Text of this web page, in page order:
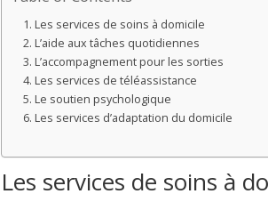
Les services de soins à domicile
L’aide aux tâches quotidiennes
L’accompagnement pour les sorties
Les services de téléassistance
Le soutien psychologique
Les services d’adaptation du domicile
Les services de soins à